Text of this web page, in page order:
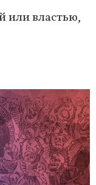
или властью,